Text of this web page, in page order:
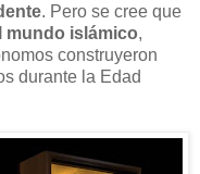
. Pero se cree que
mundo islámico,
construyeron
durante la Edad